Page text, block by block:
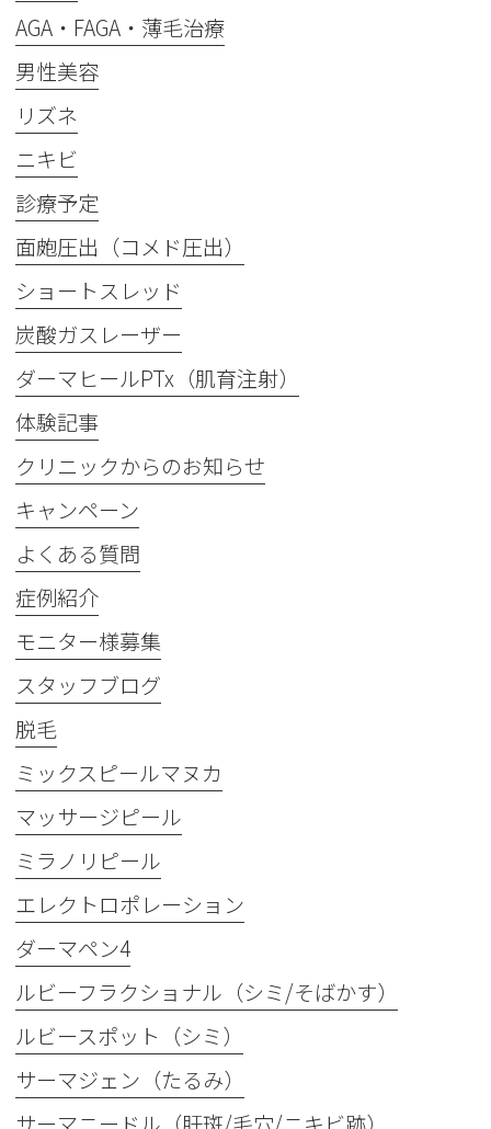
AGA・FAGA・薄毛治療
男性美容
リズネ
ニキビ
診療予定
面皰圧出（コメド圧出）
ショートスレッド
炭酸ガスレーザー
ダーマヒールPTx（肌育注射）
体験記事
クリニックからのお知らせ
キャンペーン
よくある質問
症例紹介
モニター様募集
スタッフブログ
脱毛
ミックスピールマヌカ
マッサージピール
ミラノリピール
エレクトロポレーション
ダーマペン4
ルビーフラクショナル（シミ/そばかす）
ルビースポット（シミ）
サーマジェン（たるみ）